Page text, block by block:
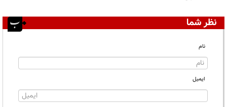
نظر شما
نام
ایمیل